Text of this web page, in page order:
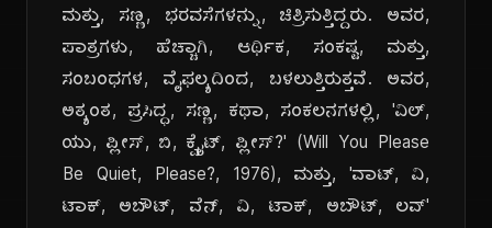
ಮತ್ತು, ಸಣ್ಣ, ಭರವಸೆಗಳನ್ನು, ಚಿತ್ರಿಸುತ್ತಿದ್ದರು. ಅವರ,
ಪಾತ್ರಗಳು, ಹೆಚ್ಚಾಗಿ, ಆರ್ಥಿಕ, ಸಂಕಷ್ಟ, ಮತ್ತು,
ಸಂಬಂಧಗಳ, ವೈಫಲ್ಯದಿಂದ, ಬಳಲುತ್ತಿರುತ್ತವೆ. ಅವರ,
ಅತ್ಯಂತ, ಪ್ರಸಿದ್ಧ, ಸಣ್ಣ, ಕಥಾ, ಸಂಕಲನಗಳಲ್ಲಿ, 'ವಿಲ್,
ಯು, ಪ್ಲೀಸ್, ಬಿ, ಕ್ವೈಟ್, ಪ್ಲೀಸ್?' (Will You Please
Be Quiet, Please?, 1976), ಮತ್ತು, 'ವಾಟ್, ವಿ,
ಟಾಕ್, ಅಬೌಟ್, ವೆನ್, ವಿ, ಟಾಕ್, ಅಬೌಟ್, ಲವ್'